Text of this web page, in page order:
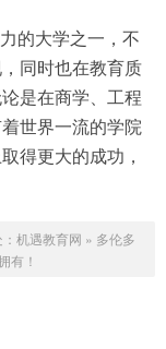
的大学之一，不
同时也在教育质
是在商学、工程
世界一流的学院
得更大的成功，
机遇教育网 » 多伦多
有！